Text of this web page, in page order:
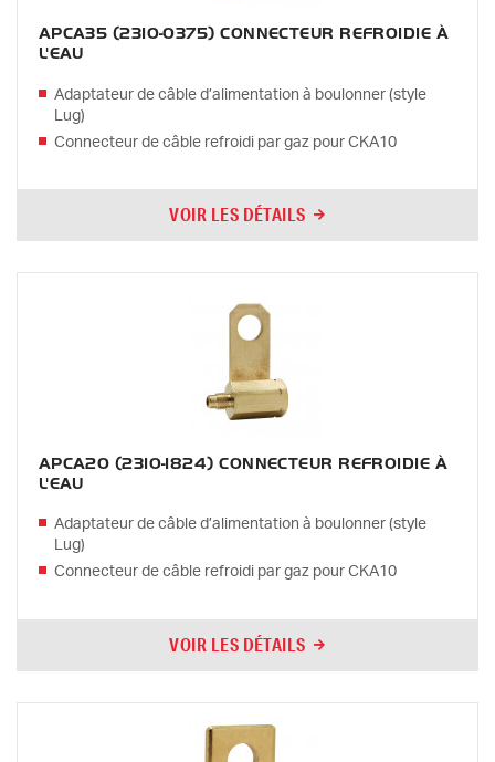
APCA35 (2310-0375) CONNECTEUR REFROIDIE À
L'EAU
Adaptateur de câble d’alimentation à boulonner (style
Lug)
Connecteur de câble refroidi par gaz pour CKA10
VOIR LES DÉTAILS
APCA20 (2310-1824) CONNECTEUR REFROIDIE À
L'EAU
Adaptateur de câble d’alimentation à boulonner (style
Lug)
Connecteur de câble refroidi par gaz pour CKA10
VOIR LES DÉTAILS